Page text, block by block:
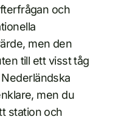
och
men den
till ett visst tåg
men du
station och